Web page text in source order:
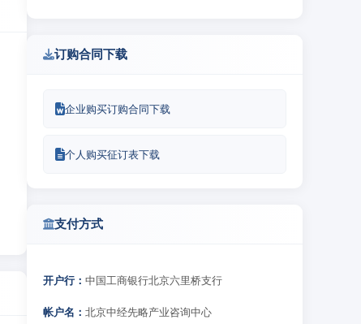
订购合同下载
企业购买订购合同下载
个人购买征订表下载
支付方式
开户行： 中国工商银行北京六里桥支行
帐户名： 北京中经先略产业咨询中心